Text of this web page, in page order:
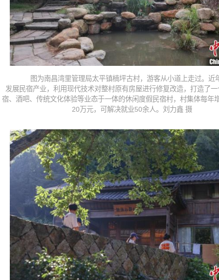
图为南昌湾里管理局太平镇楠坪古村，游客从小道上走过。近
发展民宿产业，利用现代技术对整村原有房屋进行修复改造，打造了
宿、酒吧、传统文化体验等业态于一体的休闲度假民宿村，村集体每年
20万元，可解决就业50余人。刘力鑫 摄